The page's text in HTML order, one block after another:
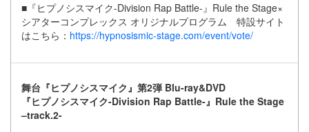
■ 『ヒプノシスマイク-Division Rap Battle-』Rule the Stage×
シアターコンプレックス オリジナルプログラム 特設サイト
はこちら： https://hypnosismic-stage.com/event/vote/
舞台『ヒプノシスマイク』第2弾 Blu-ray&DVD
『ヒプノシスマイク-Division Rap Battle-』Rule the Stage
–track.2-